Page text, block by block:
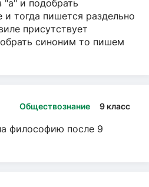
"а" и подобрать
и тогда пишется раздельно
присутствует
синоним то пишем
Обществознание 9 класс
философию после 9